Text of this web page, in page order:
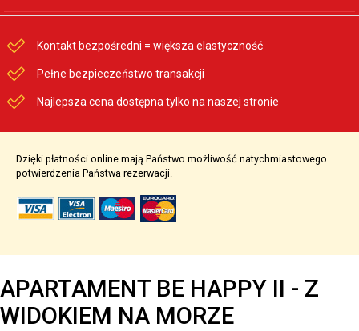
Kontakt bezpośredni = większa elastyczność
Pełne bezpieczeństwo transakcji
Najlepsza cena dostępna tylko na naszej stronie
Dzięki płatności online mają Państwo możliwość natychmiastowego
potwierdzenia Państwa rezerwacji.
APARTAMENT BE HAPPY II - Z
WIDOKIEM NA MORZE